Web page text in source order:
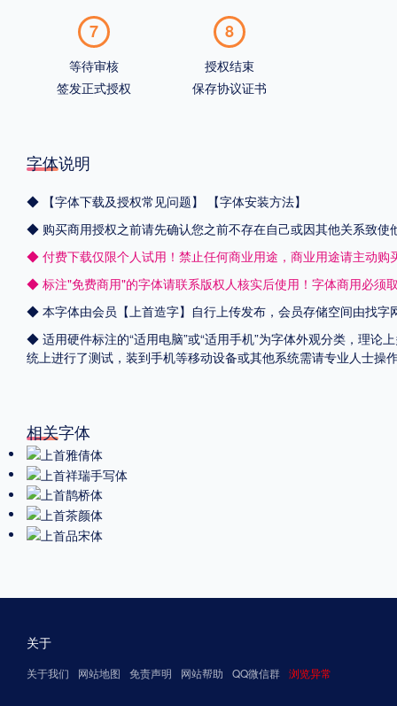
7
等待审核
签发正式授权
8
授权结束
保存协议证书
字体说明
◆ 【字体下载及授权常见问题】
【字体安装方法】
◆ 购买商用授权之前请先确认您之前不存在自己或因其他关系致使
◆ 付费下载仅限个人试用！禁止任何商业用途，商业用途请主动购
◆ 标注"免费商用"的字体请联系版权人核实后使用！字体商用必须
◆ 本字体由会员【 上首造字】自行上传发布，会员存储空间由找
◆ 适用硬件标注的“适用电脑”或“适用手机”为字体外观分类，理论
统上进行了测试，装到手机等移动设备或其他系统需请专业人士
相关字体
关于
关于我们 网站地图 免责声明 网站帮助 QQ微信群 浏览异常